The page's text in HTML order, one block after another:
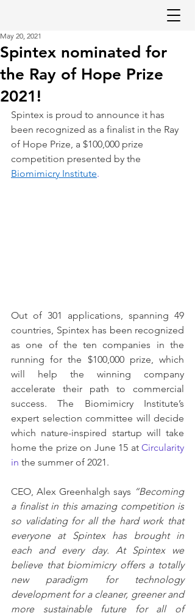
Spintex nominated for
the Ray of Hope Prize
2021!
May 20, 2021
Spintex is proud to announce it has
been recognized as a finalist in the Ray
of Hope Prize, a $100,000 prize
competition presented by the
Biomimicry Institute.
Out of 301 applications, spanning 49
countries, Spintex has been recognized
as one of the ten companies in the
running for the $100,000 prize, which
will help the winning company
accelerate their path to commercial
success. The Biomimicry Institute’s
expert selection committee will decide
which nature-inspired startup will take
home the prize on June 15 at Circularity
in the summer of 2021.
CEO, Alex Greenhalgh says “Becoming
a finalist in this amazing competition is
so validating for all the hard work that
everyone at Spintex has brought in
each and every day. At Spintex we
believe that biomimicry offers a totally
new paradigm for technology
development for a cleaner, greener and
more sustainable future for all of